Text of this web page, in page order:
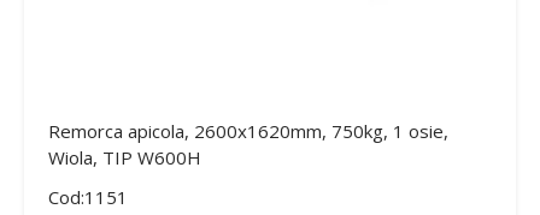
Remorca apicola, 2600x1620mm, 750kg, 1 osie,
Wiola, TIP W600H
Cod:1151